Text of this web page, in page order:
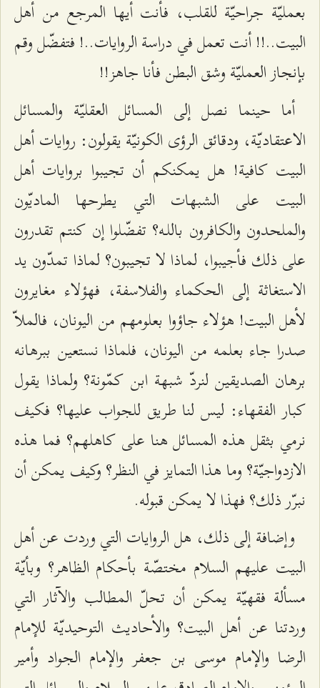
بعمليّة جراحيّة للقلب، فأنت أيها المرجع من أهل
البيت..!! أنت تعمل في دراسة الروايات..! فتفضّل وقم
بإنجاز العمليّة وشق البطن فأنا جاهز!!
أما حينما نصل إلى المسائل العقليّة والمسائل
الاعتقاديّة، ودقائق الرؤى الكونيّة يقولون: روايات أهل
البيت كافية! هل يمكنكم أن تجيبوا بروايات أهل
البيت على الشبهات التي يطرحها الماديّون
والملحدون والكافرون باللـه؟ تفضّلوا إن كنتم تقدرون
على ذلك فأجيبوا، لماذا لا تجيبون؟ لماذا تمدّون يد
الاستغاثة إلى الحكماء والفلاسفة، فهؤلاء مغايرون
لأهل البيت! هؤلاء جاؤوا بعلومهم من اليونان، فالملاّ
صدرا جاء بعلمه من اليونان، فلماذا نستعين ببرهانه
برهان الصديقين لنردّ شبهة ابن كمّونة؟ ولماذا يقول
كبار الفقهاء: ليس لنا طريق للجواب عليها؟ فكيف
نرمي بثقل هذه المسائل هنا على كاهلهم؟ فما هذه
الازدواجيّة؟ وما هذا التمايز في النظر؟ وكيف يمكن أن
نبرّر ذلك؟ فهذا لا يمكن قبوله.
وإضافة إلى ذلك، هل الروايات التي وردت عن أهل
البيت عليهم السلام مختصّة بأحكام الظاهر؟ وبأيّة
مسألة فقهيّة يمكن أن تحلّ المطالب والآثار التي
وردتنا عن أهل البيت؟ والأحاديث التوحيديّة للإمام
الرضا والإمام موسى بن جعفر والإمام الجواد وأمير